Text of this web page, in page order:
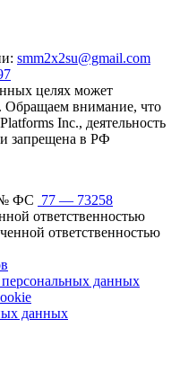
smm2x2su@gmail.com
целях может
Обращаем внимание, что
Inc., деятельность
и запрещена в РФ
№ ФС 77 — 73258
ответственностью
ответственностью
данных
данных